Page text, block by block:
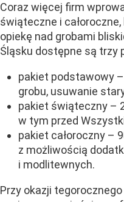
Coraz więcej firm
świąteczne i
opiekę nad grobami
Śląsku dostępne są trzy
pakiet podstawowy
grobu, usuwanie
pakiet świąteczny –
w tym przed
pakiet całoroczny –
z możliwością
i modlitewnych.
Przy okazji